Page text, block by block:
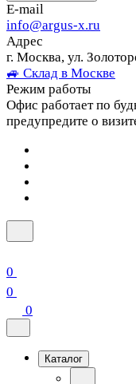
E-mail
info@argus-x.ru
Адрес
г. Москва, ул.
🚙 Склад в Москве
Режим работы
Офис работает по
предупредите о
0
0
0
Каталог